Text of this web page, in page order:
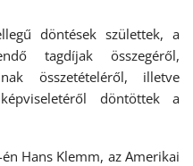
döntések születtek, a
tagdíjak összegéről,
összetételéről, illetve
döntöttek a
Hans Klemm, az Amerikai